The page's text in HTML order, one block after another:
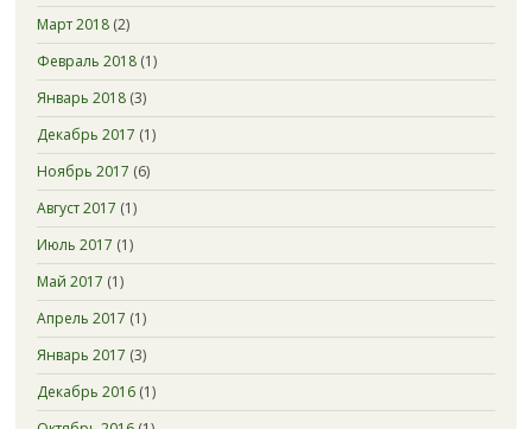
Март 2018(2)
Февраль 2018(1)
Январь 2018(3)
Декабрь 2017 (1)
Ноябрь 2017 (6)
Август 2017 (1)
Июль 2017 (1)
Май 2017 (1)
Апрель 2017 (1)
Январь 2017 (3)
Декабрь 2016(1)